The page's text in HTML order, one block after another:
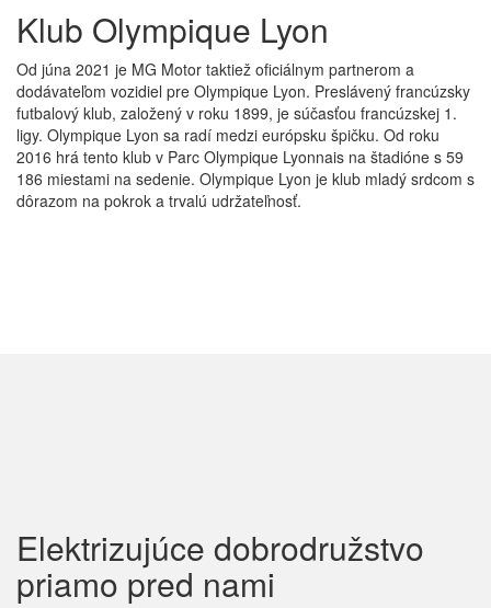
Klub Olympique Lyon
Od júna 2021 je MG Motor taktiež oficiálnym partnerom a
dodávateľom vozidiel pre Olympique Lyon. Preslávený francúzsky
futbalový klub, založený v roku 1899, je súčasťou francúzskej 1.
ligy. Olympique Lyon sa radí medzi európsku špičku. Od roku
2016 hrá tento klub v Parc Olympique Lyonnais na štadióne s 59
186 miestami na sedenie. Olympique Lyon je klub mladý srdcom s
dôrazom na pokrok a trvalú udržateľnosť.
Elektrizujúce dobrodružstvo
priamo pred nami